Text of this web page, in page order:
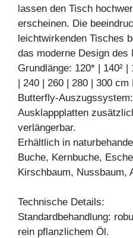
lassen den Tisch
erscheinen. Die
leichtwirkenden Tisches
das moderne Design des
Grundlänge: 120* | 140²
| 240 | 260 | 280 | 300
Butterfly-
Ausklappplatten
verlängerbar.
Erhältlich in
Buche, Kernbuche,
Kirschbaum, Nussbaum,
Technische Details:
Standardbehandlung:
rein pflanzlichem Öl.